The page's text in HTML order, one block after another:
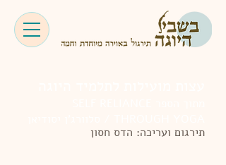
תירגום ועריכה: הדס חסון